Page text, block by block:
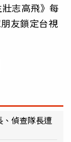
志高飛》每
友鎖定台視
偵查隊長遭